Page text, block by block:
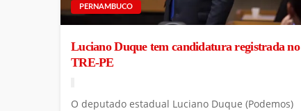
PERNAMBUCO
Luciano Duque tem candidatura registrada no
TRE-PE
O deputado estadual Luciano Duque (Podemos)